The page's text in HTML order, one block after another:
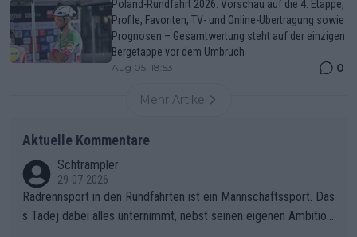
Poland-Rundfahrt 2026: Vorschau auf die 4. Etappe,
Profile, Favoriten, TV- und Online-Übertragung sowie
Prognosen – Gesamtwertung steht auf der einzigen
Bergetappe vor dem Umbruch
Aug 05, 18:53 0
Mehr Artikel
Aktuelle Kommentare
Schtrampler
29-07-2026
Radrennsport in den Rundfahrten ist ein Mannschaftssport. Das
s Tadej dabei alles unternimmt, nebst seinen eigenen Ambition